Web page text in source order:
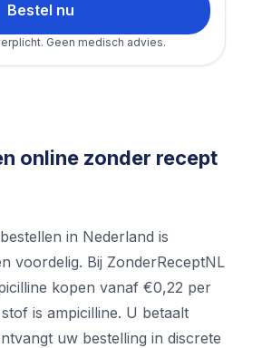
Bestel nu
Geen medisch advies.
online zonder recept
in Nederland is
voordelig. Bij ZonderReceptNL
kopen vanaf €0,22 per
is ampicilline. U betaalt
uw bestelling in discrete